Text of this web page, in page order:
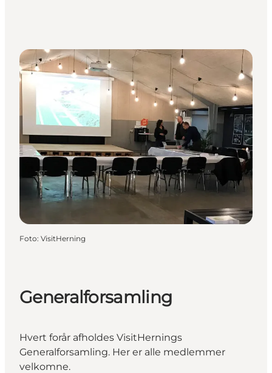
Foto: VisitHerning
Generalforsamling
Hvert forår afholdes VisitHernings
Generalforsamling. Her er alle medlemmer
velkomne.